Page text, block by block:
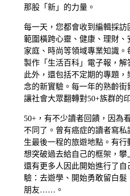
那股「新」的力量。
每一天，您都會收到編輯採訪
範圍橫跨心靈、健康、理財、
家庭、時尚等領域專業知識
製作「生活百科」電子報，解
此外，還包括不定期的專題
念的新實驗。每一年的熟齡
讓社會大眾翻轉對50+族群的
50+，有不少讀者回饋，因為
不同了。曾有癌症的讀者寫私
生最後一程的旅遊地點。有行
想突破過去給自己的框架，攀
還有更多人因此開始進行了自
驗：去遊學、開始勇敢留白
朋友……。